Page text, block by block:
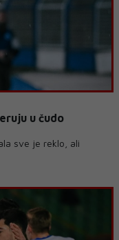
svjesni situacije, vjeruju u čudo
sve je reklo, ali